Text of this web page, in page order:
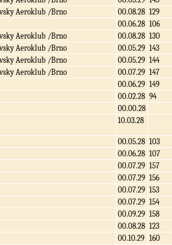
Aeroklub /Brno 00.08.28 129
00.06.28 106
Aeroklub /Brno 00.08.28 130
Aeroklub /Brno 00.05.29 143
Aeroklub /Brno 00.05.29 144
Aeroklub /Brno 00.07.29 147
00.06.29 149
00.02.28 94
00.00.28
10.03.28
00.05.28 103
00.06.28 107
00.07.29 157
00.07.29 156
00.07.29 153
00.07.29 154
00.09.29 158
00.08.28 123
00.10.29 160